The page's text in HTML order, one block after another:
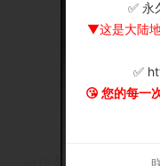
✅ 永
▼这是大陆
✅
😘 您的每一